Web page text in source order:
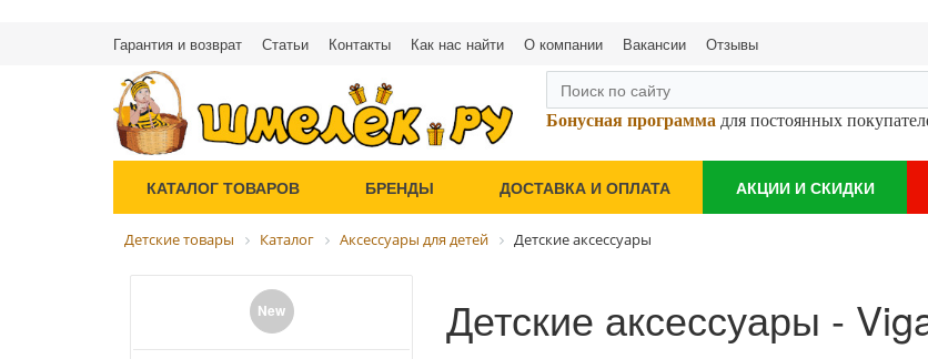
Гарантия и возврат Статьи Контакты Как нас найти О компании Вакансии Отзывы
Бонусная программа для постоянных
КАТАЛОГ ТОВАРОВ БРЕНДЫ ДОСТАВКА И ОПЛАТА АКЦИИ И СКИДКИ
Детские товары Каталог Аксессуары для детей Детские аксессуары
New Детские аксессуары -